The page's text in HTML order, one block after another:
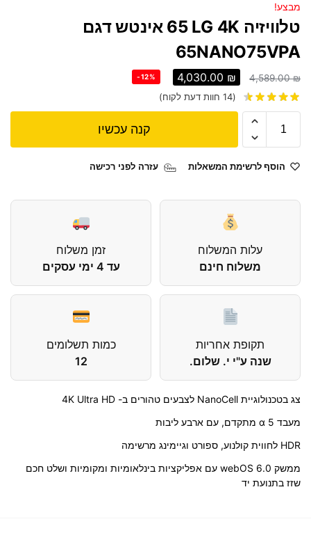
מבצע!
טלוויזיה LG 4K ‏65 ‏אינטש דגם
65NANO75VPA
4,589.00₪
4,030.00 ₪
-12%
(
14 חוות דעת לקוח)
קנה עכשיו
הוסף לרשימת המשאלות עזרה לפני רכישה
עלות המשלוח
משלוח חינם
זמן משלוח
עד 4 ימי עסקים
תקופת אחריות
שנה ע"י י. שלום.
כמות תשלומים
12
צג בטכנולוגיית NanoCell לצבעים טהורים ב- 4K Ultra HD
מעבד 5 α מתקדם, עם ארבע ליבות
HDR לחווית קולנוע, ספורט וגיימינג מרשימה
ממשק webOS 6.0 עם אפליקציות בינלאומיות ומקומיות ושלט חכם
שזז בתנועת יד